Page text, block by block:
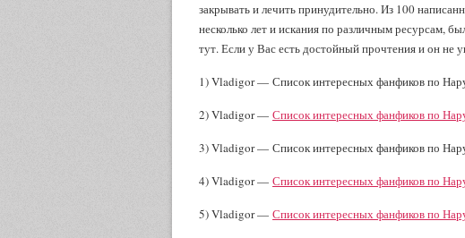
закрывать и лечить принудительно. Из 100
несколько лет и искания по различным ресурсам,
тут. Если у Вас есть достойный прочтения и он не
1) Vladigor — Список интересных фанфиков по
2) Vladigor — Список интересных фанфиков по
3) Vladigor — Список интересных фанфиков по
4) Vladigor — Список интересных фанфиков по
5) Vladigor — Список интересных фанфиков по